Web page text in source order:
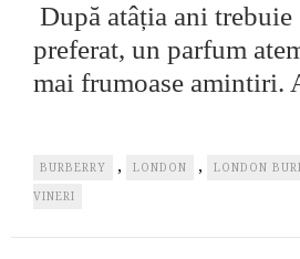
După atâția ani
preferat, un parfum
mai frumoase amintiri.
BURBERRY , LONDON , LONDON
VINERI